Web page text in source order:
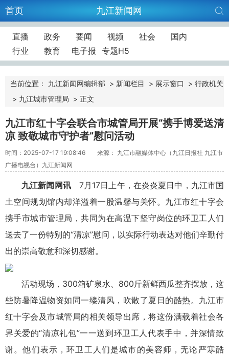
首页 九江新闻网
直播 政务 要闻 视频 社会
国内
行业
教育 电子报 专题H5
当前位置： 九江新闻网编辑部 > 新闻栏目 > 展示窗口 > 行政机关
> 九江城市管理局 > 正文
九江市红十字会联合市城管局开展“携手博爱送清
凉 致敬城市守护者”慰问活动
时间：2025-07-17 19:08:46
来源： 九江市融媒体中心（九江日报社 九江市
广播电视台）九江新闻网
九江新闻网讯 7月17日上午，在炎炎夏日中，九江市国
土空间规划馆内却洋溢着一股温馨与关怀。九江市红十字会
携手市城市管理局，共同为在高温下坚守岗位的环卫工人们
送去了一份特别的“清凉”慰问，以实际行动表达对他们辛勤付
出的崇高敬意和深切感谢。
活动现场，300箱矿泉水、800斤新鲜西瓜整齐摆放，这
些防暑降温物资如同一缕清风，吹散了夏日的酷热。九江市
红十字会及市城管局的相关领导出席，将这份满载着社会各
界关爱的“清凉礼包”一一送到环卫工人代表手中，并深情致
谢。他们表示，环卫工人们是城市的美容师，无论严寒酷